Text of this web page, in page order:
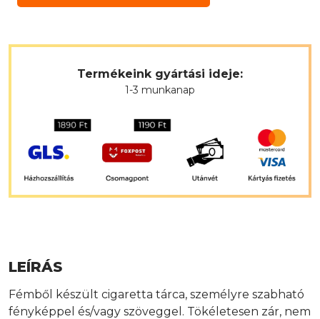
Termékeink gyártási ideje:
1-3 munkanap
LEÍRÁS
Fémből készült cigaretta tárca, személyre szabható
fényképpel és/vagy szöveggel. Tökéletesen zár, nem